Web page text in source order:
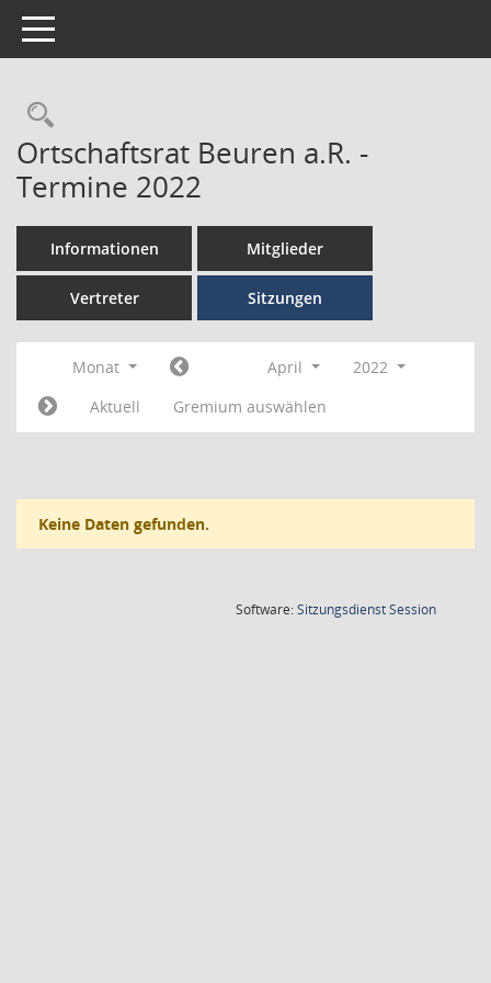
Toggle navigation
Ortschaftsrat Beuren a.R. -
Termine 2022
Informationen Mitglieder
Vertreter Sitzungen
Monat April
2022
Aktuell
Gremium auswählen
Keine Daten gefunden.
Software:SitzungsdienstSession(Wird in